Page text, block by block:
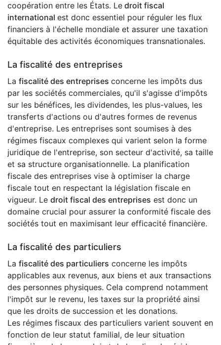
coopération entre les États. Le droit fiscal
international est donc essentiel pour réguler les flux
financiers à l'échelle mondiale et assurer une taxation
équitable des activités économiques transnationales.
La fiscalité des entreprises
La fiscalité des entreprises concerne les impôts dus
par les sociétés commerciales, qu'il s'agisse d'impôts
sur les bénéfices, les dividendes, les plus-values, les
transferts d'actions ou d'autres formes de revenus
d'entreprise. Les entreprises sont soumises à des
régimes fiscaux complexes qui varient selon la forme
juridique de l'entreprise, son secteur d'activité, sa taille
et sa structure organisationnelle. La planification
fiscale des entreprises vise à optimiser la charge
fiscale tout en respectant la législation fiscale en
vigueur. Le droit fiscal des entreprises est donc un
domaine crucial pour assurer la conformité fiscale des
sociétés tout en maximisant leur efficacité financière.
La fiscalité des particuliers
La fiscalité des particuliers concerne les impôts
applicables aux revenus, aux biens et aux transactions
des personnes physiques. Cela comprend notamment
l'impôt sur le revenu, les taxes sur la propriété ainsi
que les droits de succession et les donations.
Les régimes fiscaux des particuliers varient souvent en
fonction de leur statut familial, de leur situation